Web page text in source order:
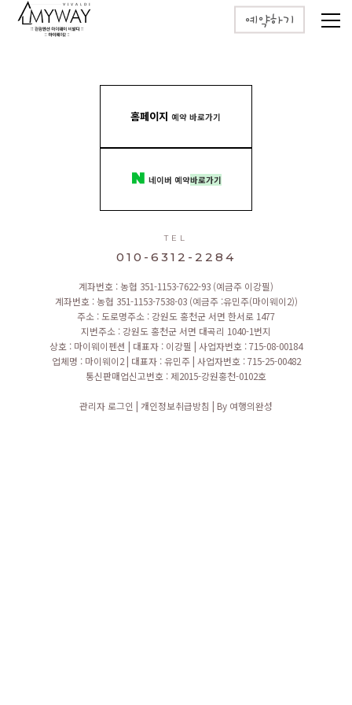
예약하기
홈페이지 예약 바로가기
네이버 예약바로가기
TEL
010-6312-2284
계좌번호 : 농협 351-1153-7622-93 (예금주 이강필)
계좌번호 : 농협 351-1153-7538-03 (예금주 :유민주(마이웨이2))
주소 : 도로명주소 : 강원도 홍천군 서면 한서로 1477
지번주소 : 강원도 홍천군 서면 대곡리 1040-1번지
상호 : 마이웨이펜션 | 대표자 : 이강필 | 사업자번호 : 715-08-00184
업체명 : 마이웨이2 | 대표자 : 유민주 | 사업자번호 : 715-25-00482
통신판매업신고번호 : 제2015-강원홍천-0102호
관리자 로그인 | 개인정보취급방침 | By 여행의완성